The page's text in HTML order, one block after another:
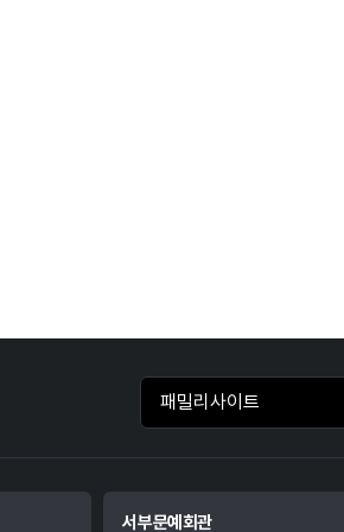
패밀리사이트 바로가기
서부문예회관